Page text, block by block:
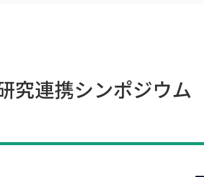
究連携シンポジウム